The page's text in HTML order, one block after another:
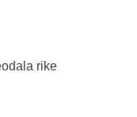
rike